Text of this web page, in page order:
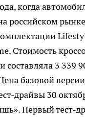
когда
российском
Стоимость
составляла 3 339
базовой
драйвы 30
Первый тест-